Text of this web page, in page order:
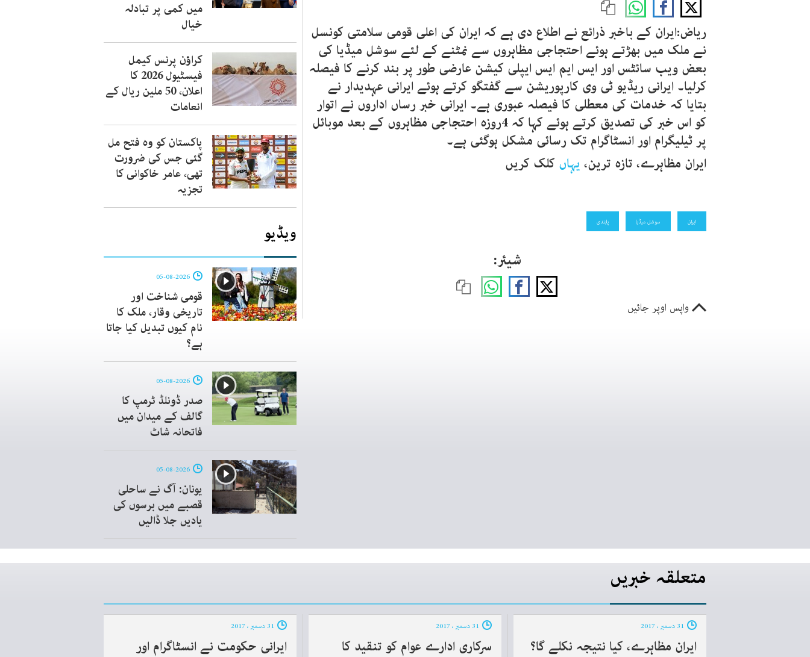
ریاض:ایران کے باخبر ذرائع نے اطلاع دی ہے کہ ایران کی اعلی قومی سلامتی کونسل
نے ملک میں بھڑتے ہوئے احتجاجی مظاہروں سے نمٹنے کے لئے سوشل میڈیا کی
بعض ویب سائٹس اور ایس ایم ایس ایپلی کیشن عارضی طور پر بند کرنے کا فیصلہ
کرلیا۔ ایرانی ریڈیو ٹی وی کارپوریشن سے گفتگو کرتے ہوئے ایرانی عہدیدار نے
بتایا کہ خدمات کی معطلی کا فیصلہ عبوری ہے۔ ایرانی خبر رساں اداروں نے اتوار
کو اس خبر کی تصدیق کرتے ہوئے کہا کہ 4روزہ احتجاجی مظاہروں کے بعد موبائل
پر ٹیلیگرام اور انسٹاگرام تک رسائی مشکل ہوگئی ہے۔
ایران مظاہرے، تازہ ترین، یہاں کلک کریں
ایران سوشل میڈیا پابندی
شیئر:
واپس اوپر جائیں
میں کمی پر تبادلہ
خیال
کراؤن پرنس کیمل
فیسٹیول 2026 کا
اعلان، 50 ملین ریال کے
انعامات
پاکستان کو وہ فتح مل
گئی جس کی ضرورت
تھی، عامر خاکوانی کا
تجزیہ
ویڈیو
قومی شناخت اور
تاریخی وقار، ملک کا
نام کیوں تبدیل کیا جاتا
ہے؟
صدر ڈونلڈ ٹرمپ کا
گالف کے میدان میں
فاتحانہ شاٹ
یونان: آگ نے ساحلی
قصبے میں برسوں کی
یادیں جلا ڈالیں
متعلقہ خبریں
ایران مظاہرے، کیا نتیجہ نکلے گا؟
سرکاری ادارے عوام کو تنقید کا
ایرانی حکومت نے انسٹاگرام اور